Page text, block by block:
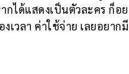
กได้แสดงเป็นตัวละคร ก็อ
วลา ค่าใช้จ่าย เลยอยากมี